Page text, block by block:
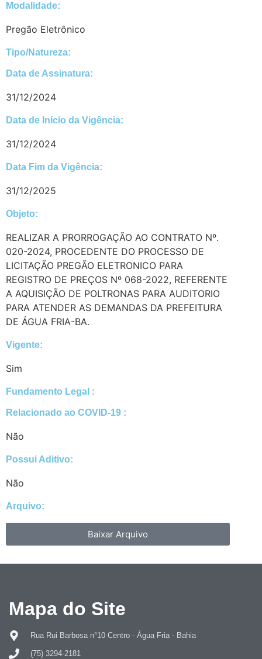
Modalidade:
Pregão Eletrônico
Tipo/Natureza:
Data de Assinatura:
31/12/2024
Data de Início da Vigência:
31/12/2024
Data Fim da Vigência:
31/12/2025
Objeto:
REALIZAR A PRORROGAÇÃO AO CONTRATO Nº.
020-2024, PROCEDENTE DO PROCESSO DE
LICITAÇÃO PREGÃO ELETRONICO PARA
REGISTRO DE PREÇOS Nº 068-2022, REFERENTE
A AQUISIÇÃO DE POLTRONAS PARA AUDITORIO
PARA ATENDER AS DEMANDAS DA PREFEITURA
DE ÁGUA FRIA-BA.
Vigente:
Sim
Fundamento Legal :​
Relacionado ao COVID-19 :​
Não
Possui Aditivo:​
Não
Arquivo:
Baixar Arquivo
Mapa do Site
Rua Rui Barbosa n°10 Centro - Água Fria - Bahia
(75) 3294-2181